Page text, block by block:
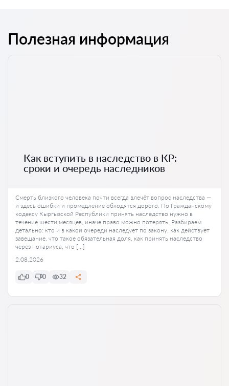
Полезная информация
Как вступить в наследство в КР:
сроки и очередь наследников
Смерть близкого человека почти всегда влечёт вопрос наследства —
и здесь ошибки и промедление обходятся дорого. По Гражданскому
кодексу Кыргызской Республики принять наследство нужно в
течение шести месяцев, иначе право можно потерять. Разбираем
детально: кто и в какой очереди наследует по закону, как действует
завещание, что такое обязательная доля, как принять наследство
через нотариуса, что […]
2.08.2026
0 0 32